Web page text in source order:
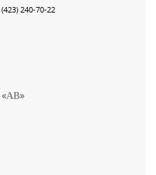
240-70-22
«АВ»